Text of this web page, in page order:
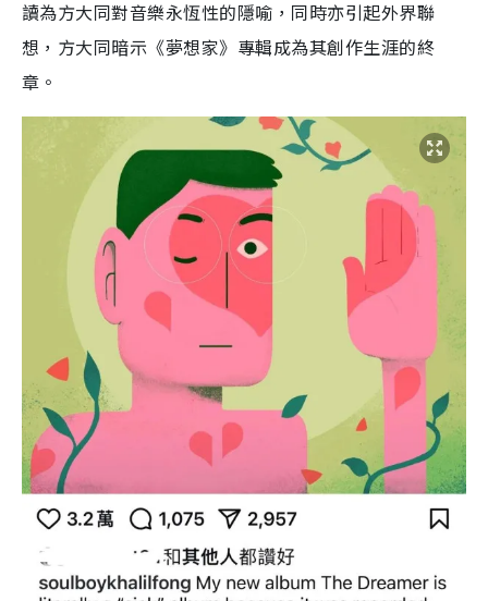
讀為方大同對音樂永恆性的隱喻，同時亦引起外界聯
想，方大同暗示《夢想家》專輯成為其創作生涯的終
章。